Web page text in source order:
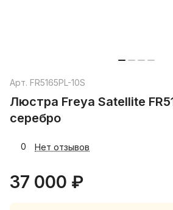
Арт. FR5165PL-10S
Люстра Freya Satellite
серебро
0 Нет отзывов
37 000 ₽